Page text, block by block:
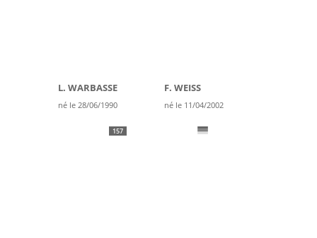
L. WARBASSE
né le 28/06/1990
F. WEISS
né le 11/04/2002
157